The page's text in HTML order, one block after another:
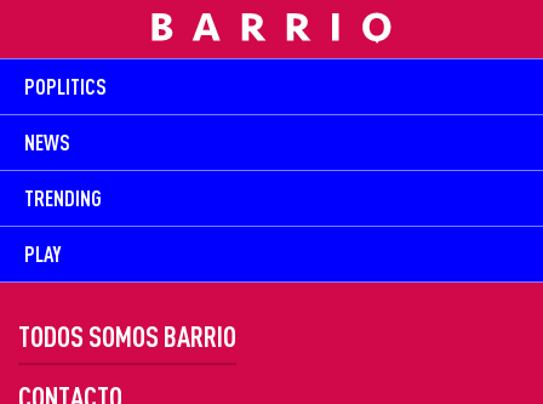
POPLITICS
NEWS
TRENDING
PLAY
TODOS SOMOS BARRIO
CONTACTO